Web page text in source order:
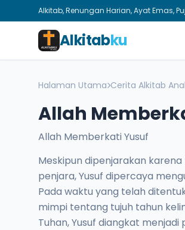
Alkitab, Renungan Harian, Ayat Emas,
Alkitabku
Halaman Utama Cerita Alkitab
Allah
Allah Memberkati Yusuf
Meskipun dipenjarakan
penjara, Yusuf dipercaya
Pada waktu yang telah
mimpi tentang tujuh tahun
Tuhan, Yusuf diangkat menjadi